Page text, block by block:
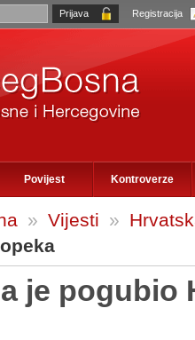
Registracija
Povijest Kontroverze
» Vijesti »
je pogubio